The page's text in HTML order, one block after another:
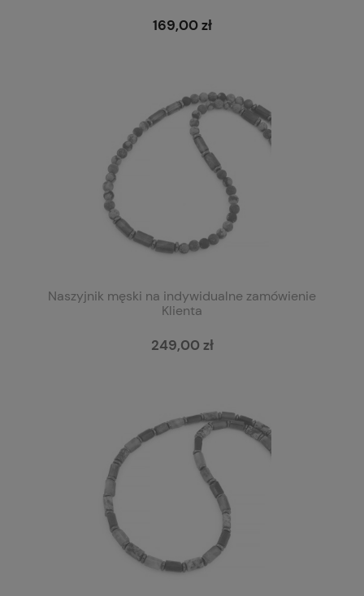
169,00 zł
Naszyjnik męski na indywidualne zamówienie
Klienta
249,00 zł